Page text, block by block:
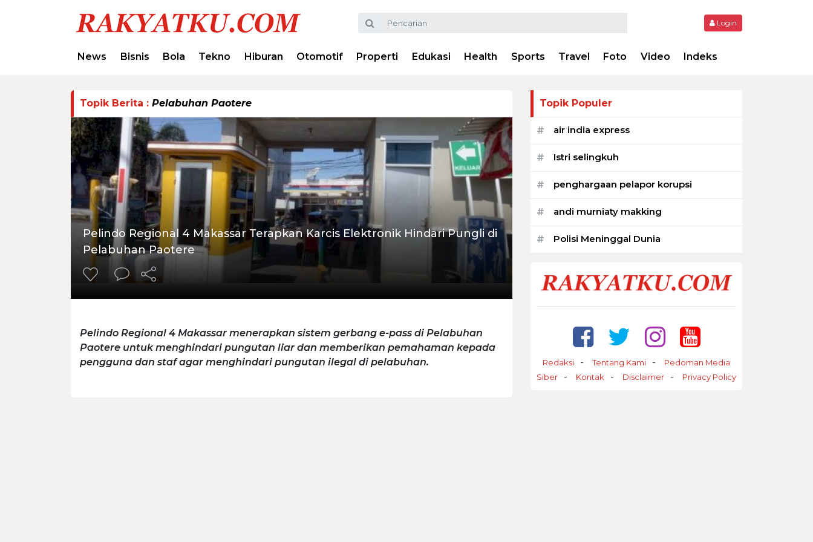
Login
News Bisnis Bola Tekno Hiburan Otomotif Properti Edukasi Health Sports Travel Foto Video Indeks
Topik Berita : Pelabuhan Paotere
Pelindo Regional 4 Makassar Terapkan Karcis Elektronik Hindari Pungli di
Pelabuhan Paotere
Pelindo Regional 4 Makassar menerapkan sistem gerbang e-pass di Pelabuhan
Paotere untuk menghindari pungutan liar dan memberikan pemahaman kepada
pengguna dan staf agar menghindari pungutan ilegal di pelabuhan.
Topik Populer
# air india express
# Istri selingkuh
# penghargaan pelapor korupsi
# andi murniaty makking
# Polisi Meninggal Dunia
Redaksi Tentang Kami
Pedoman Media
Siber
Kontak Disclaimer Privacy Policy